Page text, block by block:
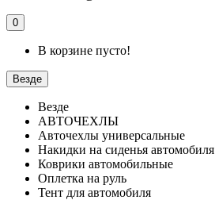
0
В корзине пусто!
Везде
Везде
АВТОЧЕХЛЫ
Авточехлы универсальные
Накидки на сиденья автомобиля
Коврики автомобильные
Оплетка на руль
Тент для автомобиля